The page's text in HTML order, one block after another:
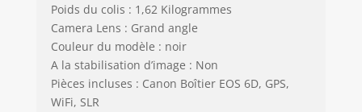
Poids du colis : 1,62 Kilogrammes
Camera Lens : Grand angle
Couleur du modèle : noir
A la stabilisation d’image : Non
Pièces incluses : Canon Boîtier EOS 6D, GPS,
WiFi, SLR